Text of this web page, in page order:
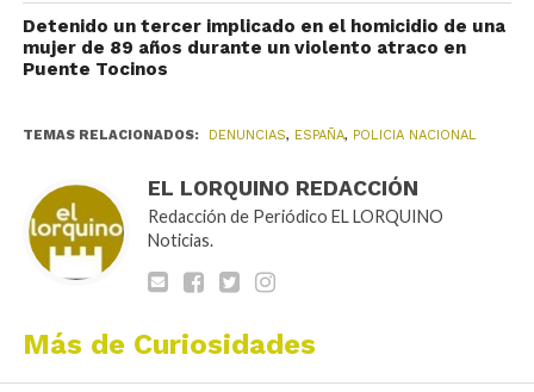
Detenido un tercer implicado en el homicidio de una
mujer de 89 años durante un violento atraco en
Puente Tocinos
TEMAS RELACIONADOS: DENUNCIAS, ESPAÑA, POLICIA NACIONAL
EL LORQUINO REDACCIÓN
Redacción de Periódico EL LORQUINO
Noticias.
Más de Curiosidades